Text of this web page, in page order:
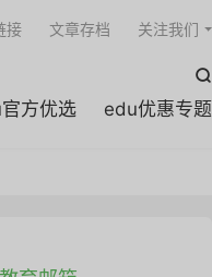

方优选 edu优惠专题
接 文章存档 关注我们